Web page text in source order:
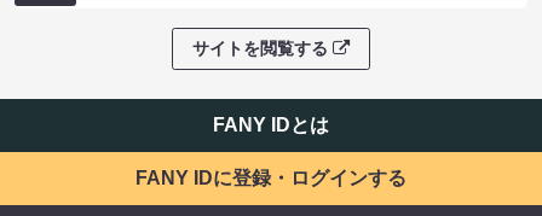
サイトを閲覧する
FANY IDとは
FANY IDに登録・ログインする